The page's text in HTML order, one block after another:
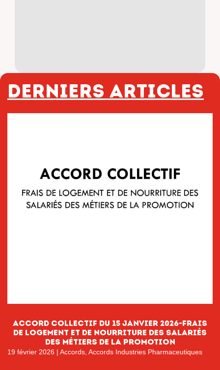
Derniers articles
Accord collectif du 15 janvier 2026-Frais
de logement et de nourriture des salariés
des métiers de la promotion
19 février 2026 | Accords, Accords Industries Pharmaceutiques